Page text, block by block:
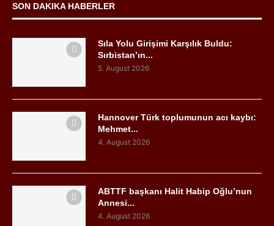
SON DAKIKA HABERLER
Sıla Yolu Girişimi Karşılık Buldu:
Sırbistan’ın...
5. August 2026
Hannover Türk toplumunun acı kaybı:
Mehmet...
4. August 2026
ABTTF başkanı Halit Habip Oğlu’nun
Annesi...
4. August 2026